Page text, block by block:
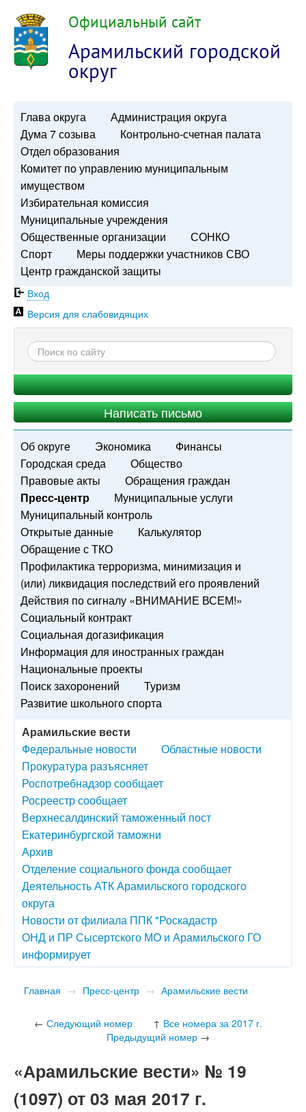
Официальный сайт
Арамильский городской
округ
Глава округа
Администрация округа
Дума 7 созыва
Контрольно-счетная палата
Отдел образования
Комитет по управлению муниципальным
имуществом
Избирательная комиссия
Муниципальные учреждения
Общественные организации
СОНКО
Спорт
Меры поддержки участников СВО
Центр гражданской защиты
Вход
Версия для слабовидящих
Написать письмо
Об округе Экономика
Финансы
Городская среда
Общество
Правовые акты
Обращения граждан
Пресс-центр
Муниципальные услуги
Муниципальный контроль
Открытые данные
Калькулятор
Обращение с ТКО
Профилактика терроризма, минимизация и
(или) ликвидация последствий его проявлений
Действия по сигналу «ВНИМАНИЕ ВСЕМ!»
Социальный контракт
Социальная догазификация
Информация для иностранных граждан
Национальные проекты
Поиск захоронений
Туризм
Развитие школьного спорта
Арамильские вести
Федеральные новости
Областные новости
Прокуратура разъясняет
Роспотребнадзор сообщает
Росреестр сообщает
Верхнесалдинский таможенный пост
Екатеринбургской таможни
Архив
Отделение социального фонда сообщает
Деятельность АТК Арамильского городского
округа
Новости от филиала ППК "Роскадастр
ОНД и ПР Сысертского МО и Арамильского ГО
информирует
Главная → Пресс-центр → Арамильские вести
← Следующий номер ↑ Все номера за 2017 г.
Предыдущий номер →
«Арамильские вести» № 19
(1097) от 03 мая 2017 г.